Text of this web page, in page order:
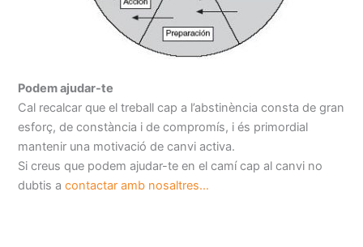
Podem ajudar-te
Cal recalcar que el treball cap a l’abstinència consta de gran
esforç, de constància i de compromís, i és primordial
mantenir una motivació de canvi activa.
Si creus que podem ajudar-te en el camí cap al canvi no
dubtis acontactar amb nosaltres…